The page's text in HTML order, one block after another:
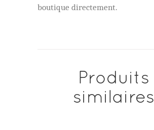
boutique directement.
Produits
similaires